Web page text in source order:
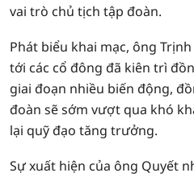
vai trò chủ tịch tập đoàn.
Phát biểu khai mạc, ông
tới các cổ đông đã kiên trì
giai đoạn nhiều biến động,
đoàn sẽ sớm vượt qua khó
lại quỹ đạo tăng trưởng.
Sự xuất hiện của ông Quyết